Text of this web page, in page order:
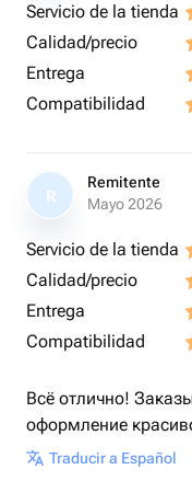
Servicio de la tienda
Calidad/precio
Entrega
Compatibilidad
R
Remitente
Mayo 2026
Servicio de la tienda
Calidad/precio
Entrega
Compatibilidad
Всё отлично!
оформление
Traducir a Español